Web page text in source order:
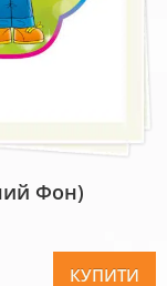
Фон)
КУПИТИ